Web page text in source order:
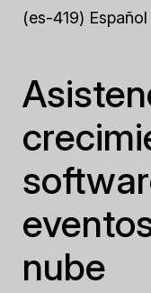
(es-419)
nube